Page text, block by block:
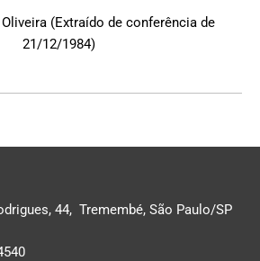
(Extraído de conferência de
21/12/1984)
44, Tremembé, São Paulo/SP